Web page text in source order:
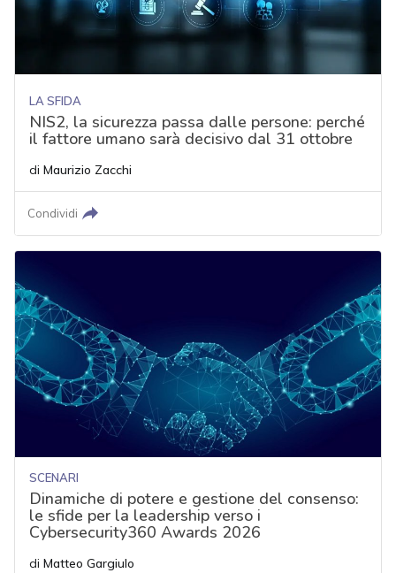
LA SFIDA
NIS2, la sicurezza passa dalle persone: perché
il fattore umano sarà decisivo dal 31 ottobre
di Maurizio Zacchi
Condividi
SCENARI
Dinamiche di potere e gestione del consenso:
le sfide per la leadership verso i
Cybersecurity360 Awards 2026
di Matteo Gargiulo